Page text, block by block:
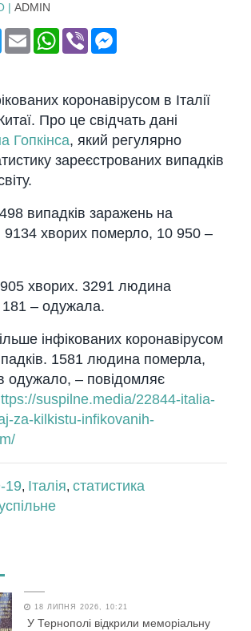
| ADMIN
TwitterEmail WhatsApp
Viber
коронавірусом в Італії
Про це свідчать дані
Гопкінса, який регулярно
зареєстрованих випадків
498 випадків заражень на
9134 хворих померло, 10 950 –
хворих. 3291 людина
– одужала.
інфікованих коронавірусом
1581 людина померла,
одужало, – повідомляє
suspilne.media/22844-italia-
za-kilkistu-infikovanih-
19, Італія, статистика
18 ЛИПНЯ 2026, 10:21
У Тернополі відкрили меморіальну